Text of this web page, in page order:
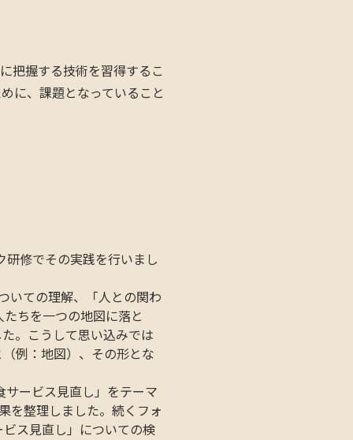
把握する技術を習得するこ
に、課題となっていること
修でその実践を行いまし
いての理解、「人との関わ
ちを一つの地図に落と
。こうして思い込みでは
例：地図）、その形とな
ービス見直し」をテーマ
を整理しました。続くフォ
ス見直し」についての検